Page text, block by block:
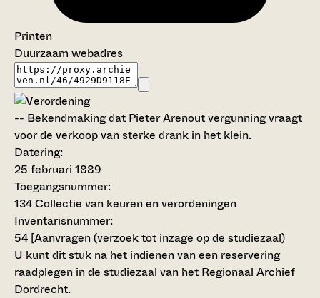
Printen
Duurzaam webadres
-- Bekendmaking dat Pieter Arenout vergunning vraagt
voor de verkoop van sterke drank in het klein.
Datering:
25 februari 1889
Toegangsnummer:
134 Collectie van keuren en verordeningen
Inventarisnummer:
54 [Aanvragen (verzoek tot inzage op de studiezaal)
U kunt dit stuk na het indienen van een reservering
raadplegen in de studiezaal van het Regionaal Archief
Dordrecht.